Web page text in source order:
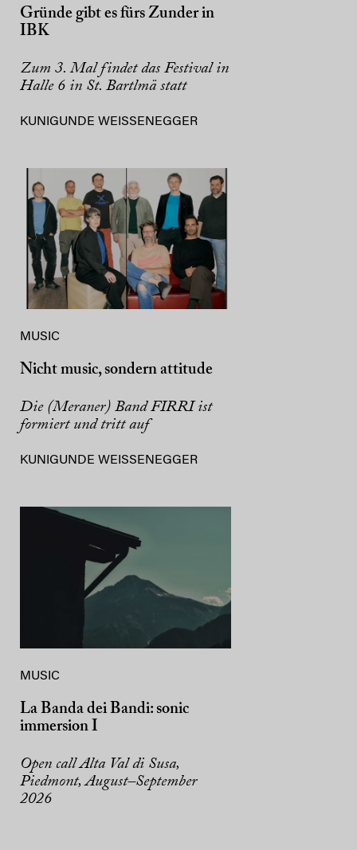
Gründe gibt es fürs Zunder in
IBK
Zum 3. Mal findet das Festival in
Halle 6 in St. Bartlmä statt
KUNIGUNDE WEISSENEGGER
MUSIC
Nicht music, sondern attitude
Die (Meraner) Band FIRRI ist
formiert und tritt auf
KUNIGUNDE WEISSENEGGER
MUSIC
La Banda dei Bandi: sonic
immersion I
Open call Alta Val di Susa,
Piedmont, August–September
2026